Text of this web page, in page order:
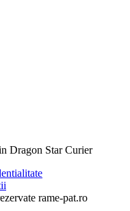
Dragon Star Curier
rame-pat.ro